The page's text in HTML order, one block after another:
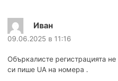
Иван
09.06.2025 в 11:16
Объркалисте регистрацията
си пише UA на номера .